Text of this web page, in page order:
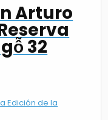
Arturo
32